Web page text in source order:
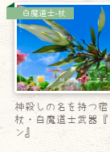
白魔道士-杖
神殺しの名を持つ
杖・白魔道士武器
ン』